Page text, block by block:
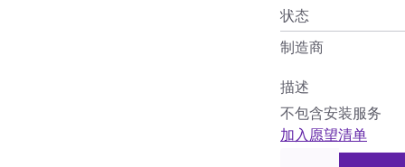
状态
制造商
描述
不包含安装服务
加入愿望清单